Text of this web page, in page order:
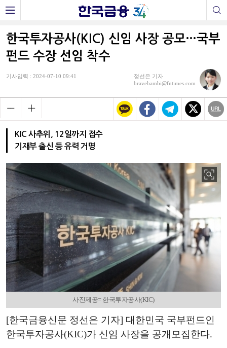
한국투자공사(KIC) 신임 사장 공모…국부
펀드 수장 선임 착수
기사입력 : 2024-07-10 09:41
정선은 기자
bravebambi@fntimes.com
KIC 사추위, 12일까지 접수
기재부 출신 등 유력 거명
사진제공= 한국투자공사(KIC)
[한국금융신문 정선은 기자] 대한민국 국부펀드인
한국투자공사(KIC)가 신임 사장을 공개모집한다.